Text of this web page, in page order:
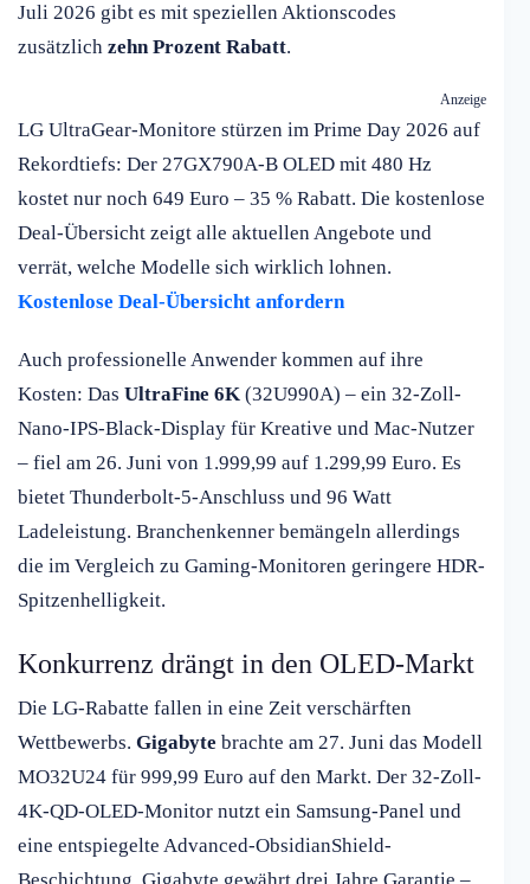
Juli 2026 gibt es mit speziellen Aktionscodes
zusätzlich zehn Prozent Rabatt.
Anzeige
LG UltraGear-Monitore stürzen im Prime Day 2026 auf
Rekordtiefs: Der 27GX790A-B OLED mit 480 Hz
kostet nur noch 649 Euro – 35 % Rabatt. Die kostenlose
Deal-Übersicht zeigt alle aktuellen Angebote und
verrät, welche Modelle sich wirklich lohnen.
Kostenlose Deal-Übersicht anfordern
Auch professionelle Anwender kommen auf ihre
Kosten: Das UltraFine 6K (32U990A) – ein 32-Zoll-
Nano-IPS-Black-Display für Kreative und Mac-Nutzer
– fiel am 26. Juni von 1.999,99 auf 1.299,99 Euro. Es
bietet Thunderbolt-5-Anschluss und 96 Watt
Ladeleistung. Branchenkenner bemängeln allerdings
die im Vergleich zu Gaming-Monitoren geringere HDR-
Spitzenhelligkeit.
Konkurrenz drängt in den OLED-Markt
Die LG-Rabatte fallen in eine Zeit verschärften
Wettbewerbs. Gigabyte brachte am 27. Juni das Modell
MO32U24 für 999,99 Euro auf den Markt. Der 32-Zoll-
4K-QD-OLED-Monitor nutzt ein Samsung-Panel und
eine entspiegelte Advanced-ObsidianShield-